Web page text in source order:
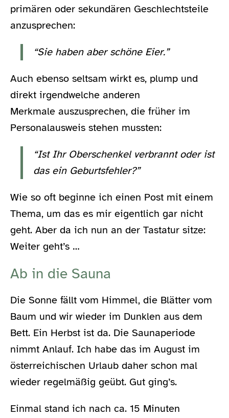
primären oder sekundären Geschlechtsteile
anzusprechen:
“Sie haben aber schöne Eier.”
Auch ebenso seltsam wirkt es, plump und
direkt irgendwelche anderen
Merkmale auszusprechen, die früher im
Personalausweis stehen mussten:
“Ist Ihr Oberschenkel verbrannt oder ist
das ein Geburtsfehler?”
Wie so oft beginne ich einen Post mit einem
Thema, um das es mir eigentlich gar nicht
geht. Aber da ich nun an der Tastatur sitze:
Weiter geht’s …
Ab in die Sauna
Die Sonne fällt vom Himmel, die Blätter vom
Baum und wir wieder im Dunklen aus dem
Bett. Ein Herbst ist da. Die Saunaperiode
nimmt Anlauf. Ich habe das im August im
österreichischen Urlaub daher schon mal
wieder regelmäßig geübt. Gut ging’s.
Einmal stand ich nach ca. 15 Minuten